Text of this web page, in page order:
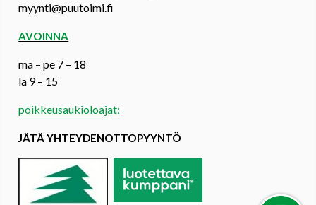
myynti@puutoimi.fi
AVOINNA
ma – pe 7 – 18
la 9 – 15
poikkeusaukioloajat:
JÄTÄ YHTEYDENOTTOPYYNTÖ